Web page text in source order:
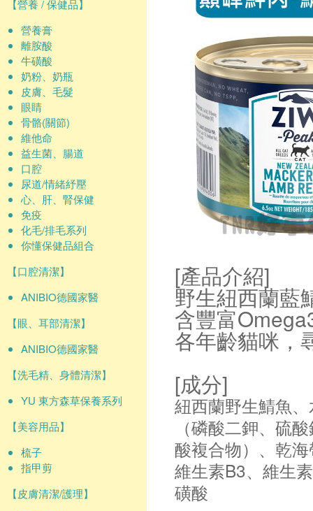
【營養 / 保健品】
營養膏
離胺酸
牛磺酸
奶粉、奶瓶
皮膚、毛髮
眼睛
骨骼(關節)
維他命
益生菌、腸道
口腔
尿道/情緒紓壓
心、肝、腎保健
免疫
化毛/排毛系列
你懂保健品組合
【口腔清潔】
ANIBIO德國家醫
【眼、耳部清潔】
ANIBIO德國家醫
【洗毛精、身體清潔】
YU 東方森草保養系列
【美容用品】
梳子
指甲剪
【皮膚清潔/護理】
[產品介紹]
野生紐西蘭藍
含豐富
各年齡貓咪，
[成分]
紐西蘭野生鯖魚
（磷酸二鉀、硫
酸複合物）、乾
維生素B3、維生
磺酸